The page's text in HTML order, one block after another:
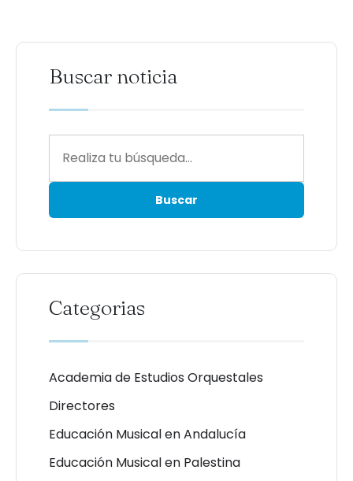
Buscar noticia
Categorias
Academia de Estudios Orquestales
Directores
Educación Musical en Andalucía
Educación Musical en Palestina